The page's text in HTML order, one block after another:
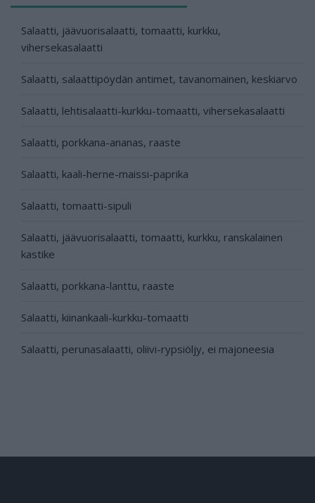
Salaatti, jäävuorisalaatti, tomaatti, kurkku,
vihersekasalaatti
Salaatti, salaattipöydän antimet, tavanomainen, keskiarvo
Salaatti, lehtisalaatti-kurkku-tomaatti, vihersekasalaatti
Salaatti, porkkana-ananas, raaste
Salaatti, kaali-herne-maissi-paprika
Salaatti, tomaatti-sipuli
Salaatti, jäävuorisalaatti, tomaatti, kurkku, ranskalainen
kastike
Salaatti, porkkana-lanttu, raaste
Salaatti, kiinankaali-kurkku-tomaatti
Salaatti, perunasalaatti, oliivi-rypsiöljy, ei majoneesia